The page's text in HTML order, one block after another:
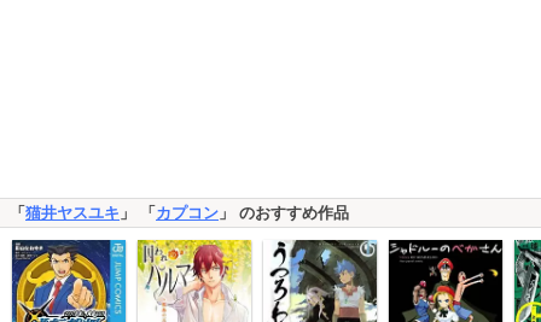
「 猫井ヤスユキ 」 「 カプコン 」 のおすすめ作品